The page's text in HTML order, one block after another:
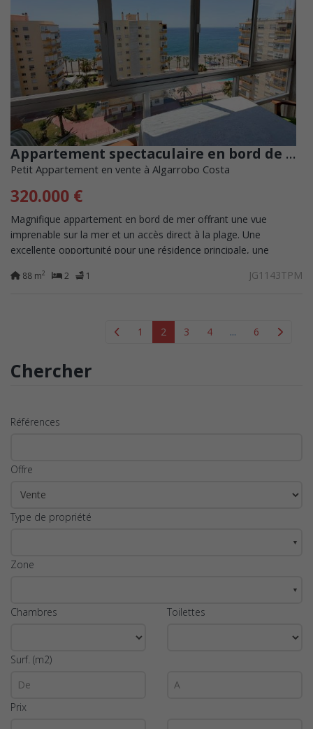
Appartement spectaculaire en bord de mer avec une vue imprenable sur la mer
Petit Appartement en vente à Algarrobo Costa
320.000 €
Magnifique appartement en bord de mer offrant une vue
imprenable sur la mer et un accès direct à la plage. Une
excellente opportunité pour une résidence principale, une
88 m2 2 1 JG1143TPM
1 2 3 4 ... 6
Chercher
Références
Offre
Type de propriété
▼
Zone
▼
Chambres Toilettes
Surf. (m2)
Prix